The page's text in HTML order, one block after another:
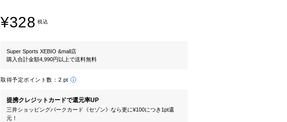
¥328 税込
Super Sports XEBIO &mall店
購入合計金額4,990円以上で送料無料
取得予定ポイント数： 2 pt
提携クレジットカードで還元率UP
三井ショッピングパークカード《セゾン》なら更に¥100につき1pt還
元！